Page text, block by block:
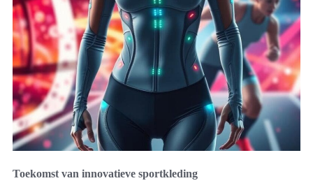
Toekomst van innovatieve sportkleding